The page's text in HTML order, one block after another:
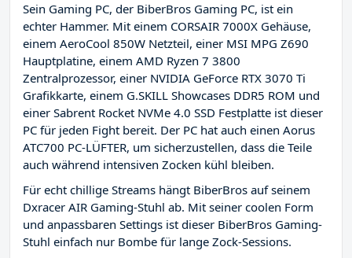
Sein Gaming PC, der BiberBros Gaming PC, ist ein
echter Hammer. Mit einem CORSAIR 7000X Gehäuse,
einem AeroCool 850W Netzteil, einer MSI MPG Z690
Hauptplatine, einem AMD Ryzen 7 3800
Zentralprozessor, einer NVIDIA GeForce RTX 3070 Ti
Grafikkarte, einem G.SKILL Showcases DDR5 ROM und
einer Sabrent Rocket NVMe 4.0 SSD Festplatte ist dieser
PC für jeden Fight bereit. Der PC hat auch einen Aorus
ATC700 PC-LÜFTER, um sicherzustellen, dass die Teile
auch während intensiven Zocken kühl bleiben.
Für echt chillige Streams hängt BiberBros auf seinem
Dxracer AIR Gaming-Stuhl ab. Mit seiner coolen Form
und anpassbaren Settings ist dieser BiberBros Gaming-
Stuhl einfach nur Bombe für lange Zock-Sessions.